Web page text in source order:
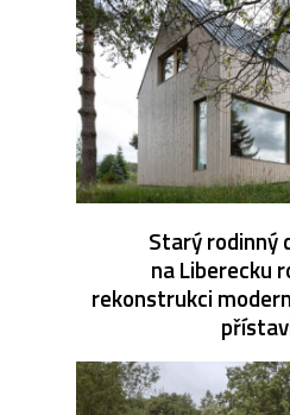
Starý rodinný
na Liberecku
rekonstrukci